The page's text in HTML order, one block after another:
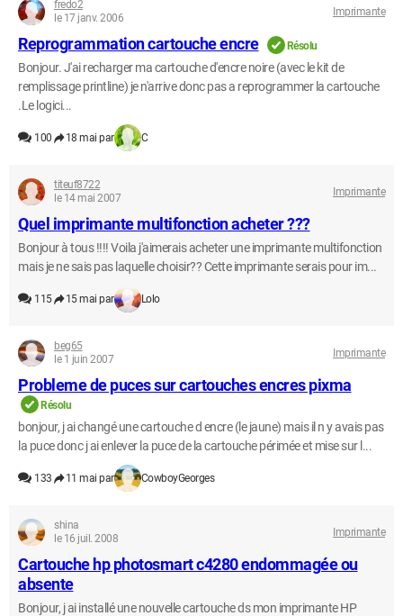
fredo2
le 17 janv. 2006
Imprimante
Reprogrammation cartouche encre Résolu
Bonjour. J'ai recharger ma cartouche d'encre noire (avec le kit de
remplissage printline) je n'arrive donc pas a reprogrammer la cartouche
.Le logici...
100 18 mai par C
titeuf8722
le 14 mai 2007
Imprimante
Quel imprimante multifonction acheter ???
Bonjour à tous !!!! Voila j'aimerais acheter une imprimante multifonction
mais je ne sais pas laquelle choisir?? Cette imprimante serais pour im...
115 15 mai par Lolo
beg65
le 1 juin 2007
Imprimante
Probleme de puces sur cartouches encres pixma
Résolu
bonjour, j ai changé une cartouche d encre (le jaune) mais il n y avais pas
la puce donc j ai enlever la puce de la cartouche périmée et mise sur l...
133 11 mai par CowboyGeorges
shina
le 16 juil. 2008
Imprimante
Cartouche hp photosmart c4280 endommagée ou
absente
Bonjour, j ai installé une nouvelle cartouche ds mon imprimante HP